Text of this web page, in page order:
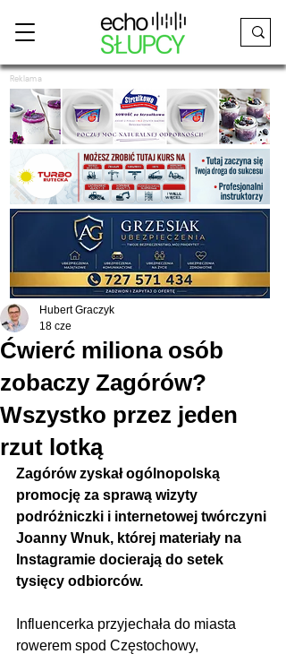
Reklama
Ćwierć miliona osób
zobaczy Zagórów?
Wszystko przez jeden
rzut lotką
Hubert Graczyk
18 cze
Zagórów zyskał ogólnopolską
promocję za sprawą wizyty
podróżniczki i internetowej twórczyni
Joanny Wnuk, której materiały na
Instagramie docierają do setek
tysięcy odbiorców.
Influencerka przyjechała do miasta
rowerem spod Częstochowy,